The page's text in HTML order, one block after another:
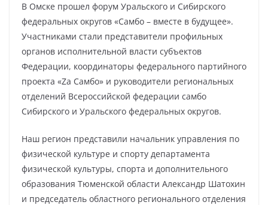
В Омске прошел форум Уральского и Сибирского
федеральных округов «Самбо – вместе в будущее».
Участниками стали представители профильных
органов исполнительной власти субъектов
Федерации, координаторы федерального партийного
проекта «Za Самбо» и руководители региональных
отделений Всероссийской федерации самбо
Сибирского и Уральского федеральных округов.
Наш регион представили начальник управления по
физической культуре и спорту департамента
физической культуры, спорта и дополнительного
образования Тюменской области Александр Шатохин
и председатель областного регионального отделения